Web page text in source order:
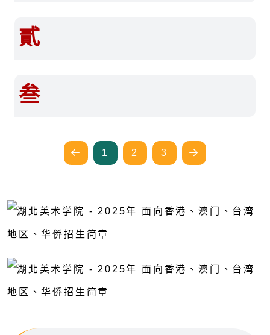
貳
叁
1 2 3